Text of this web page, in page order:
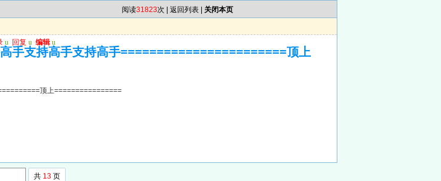
阅读31823次 | 返回列表 关闭本页
u 回复 u 编辑 u
手支持高手支持高手=======================顶上
顶上================
共 13 页